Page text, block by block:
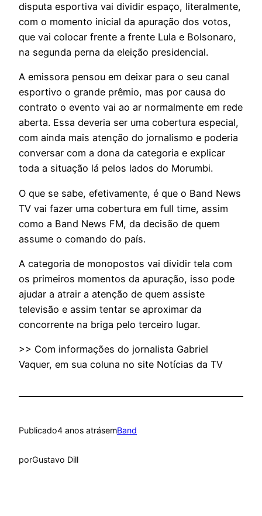
disputa esportiva vai dividir espaço, literalmente,
com o momento inicial da apuração dos votos,
que vai colocar frente a frente Lula e Bolsonaro,
na segunda perna da eleição presidencial.
A emissora pensou em deixar para o seu canal
esportivo o grande prêmio, mas por causa do
contrato o evento vai ao ar normalmente em rede
aberta. Essa deveria ser uma cobertura especial,
com ainda mais atenção do jornalismo e poderia
conversar com a dona da categoria e explicar
toda a situação lá pelos lados do Morumbi.
O que se sabe, efetivamente, é que o Band News
TV vai fazer uma cobertura em full time, assim
como a Band News FM, da decisão de quem
assume o comando do país.
A categoria de monopostos vai dividir tela com
os primeiros momentos da apuração, isso pode
ajudar a atrair a atenção de quem assiste
televisão e assim tentar se aproximar da
concorrente na briga pelo terceiro lugar.
>> Com informações do jornalista Gabriel
Vaquer, em sua coluna no site Notícias da TV
Publicado4 anos atrásemBand
porGustavo Dill